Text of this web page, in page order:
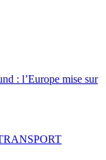
: l’Europe mise sur